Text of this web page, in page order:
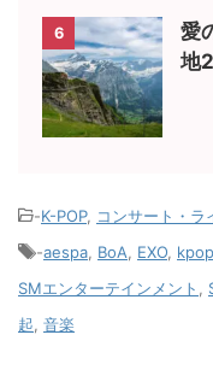
6
愛
地
-K-POP, コンサート・ラ
-aespa BoA EXO kpop
SMエンターテインメント
起 音楽